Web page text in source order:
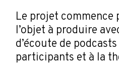
Le projet commence
l’objet à produire
d’écoute de
participants et à la